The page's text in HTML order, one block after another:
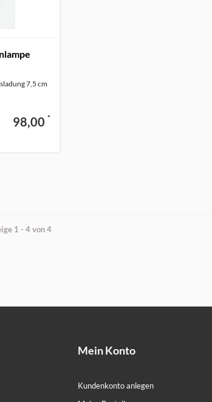
7,5 cm
98,00 *
1 - 4 von 4
Mein Konto
Kundenkonto anlegen